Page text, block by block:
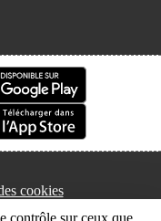
cookies
contrôle sur ceux que